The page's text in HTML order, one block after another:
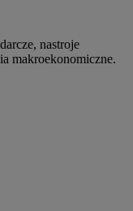
nastroje
makroekonomiczne.